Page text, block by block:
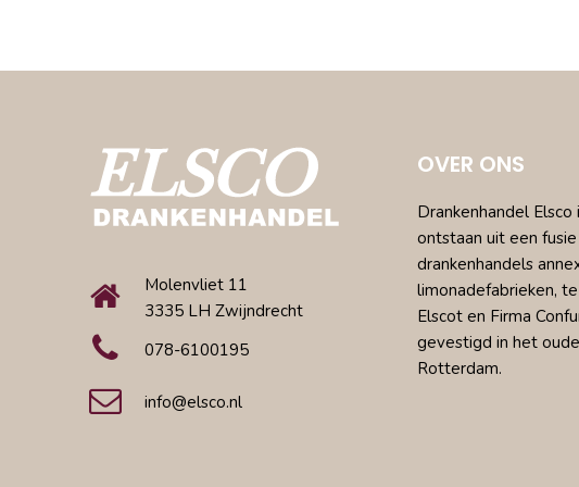
Molenvliet 11
3335 LH Zwijndrecht
078-6100195
info@elsco.nl
OVER ONS
Drankenhandel Elsco
ontstaan uit een
drankenhandels
limonadefabrieken,
Elscot en Firma
gevestigd in het
Rotterdam.